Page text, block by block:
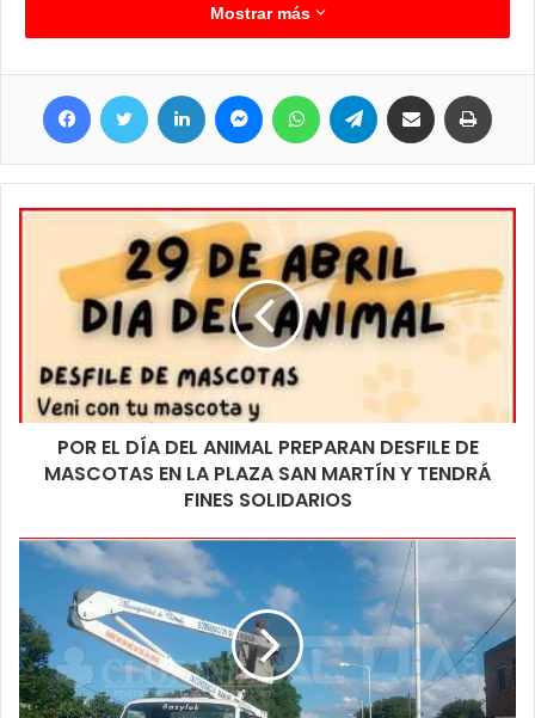
Mostrar más
Facebook Twitter LinkedIn MessengerWhatsApp Telegram Compartir por correo electrónico
POR EL DÍA DEL ANIMAL PREPARAN DESFILE DE
MASCOTAS EN LA PLAZA SAN MARTÍN Y TENDRÁ
FINES SOLIDARIOS